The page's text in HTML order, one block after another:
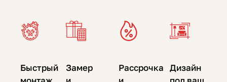
Быстрый
Замер
Рассрочка
Дизайн